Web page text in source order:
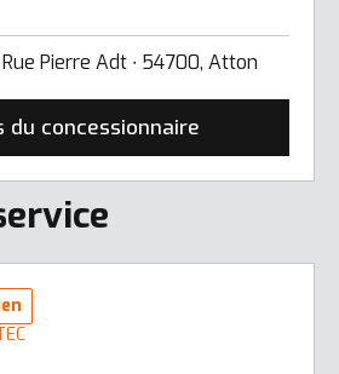
Pierre Adt ∙ 54700, Atton
du concessionnaire